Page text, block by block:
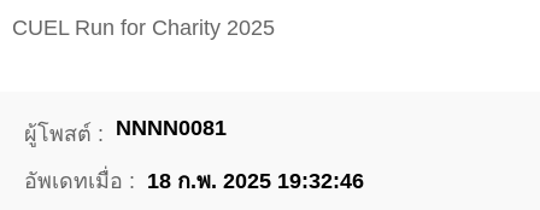
CUEL Run for Charity 2025
ผู้โพสต์ : NNNN0081
อัพเดทเมื่อ : 18 ก.พ. 2025 19:32:46